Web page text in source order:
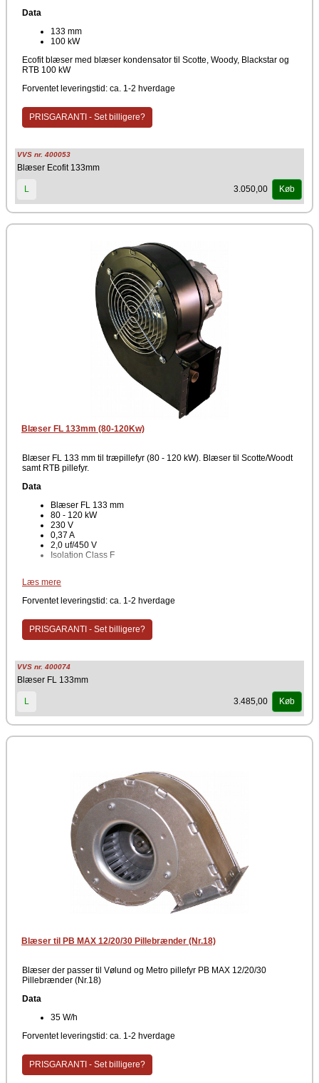
Data
133 mm
100 kW
Ecofit blæser med blæser kondensator til Scotte, Woody, Blackstar og
RTB 100 kW
Forventet leveringstid: ca. 1-2 hverdage
PRISGARANTI - Set billigere?
VVS nr. 400053
Blæser Ecofit 133mm
L 3.050,00 Køb
Blæser FL 133mm (80-120Kw)
Blæser FL 133 mm til træpillefyr (80 - 120 kW). Blæser til Scotte/Woodt
samt RTB pillefyr.
Data
Blæser FL 133 mm
80 - 120 kW
230 V
0,37 A
2,0 uf/450 V
Isolation Class F
sikkert online her. Har du brug for yderligere rådgivning eller
information omkring montering. Kontakt venligst support.
Læs mere
Forventet leveringstid: ca. 1-2 hverdage
PRISGARANTI - Set billigere?
VVS nr. 400074
Blæser FL 133mm
L 3.485,00 Køb
Blæser til PB MAX 12/20/30 Pillebrænder (Nr.18)
Blæser der passer til Vølund og Metro pillefyr PB MAX 12/20/30
Pillebrænder (Nr.18)
Data
35 W/h
Forventet leveringstid: ca. 1-2 hverdage
PRISGARANTI - Set billigere?